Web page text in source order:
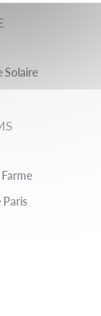
Solaire
Paris